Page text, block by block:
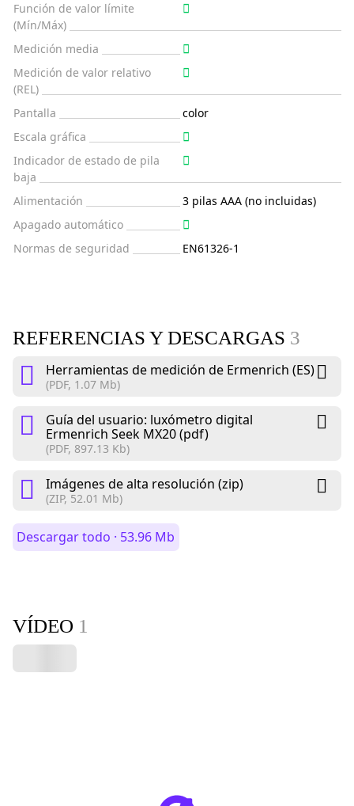
Función de valor límite
(Mín/Máx)
Medición media
Medición de valor relativo
(REL)
Pantalla
color
Escala gráfica
Indicador de estado de pila
baja
Alimentación
3 pilas AAA (no incluidas)
Apagado automático
Normas de seguridad
EN61326-1
REFERENCIAS Y DESCARGAS 3
Herramientas de medición de Ermenrich (ES)
(PDF, 1.07 Mb)
Guía del usuario: luxómetro digital
Ermenrich Seek MX20 (pdf)
(PDF, 897.13 Kb)
Imágenes de alta resolución (zip)
(ZIP, 52.01 Mb)
Descargar todo · 53.96 Mb
VÍDEO 1